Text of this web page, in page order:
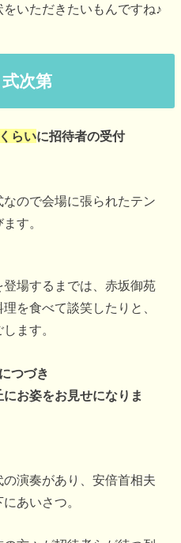
いただきたいもんですね♪
次第
らいに招待者の受付
ので会場に張られたテン
す。
場するまでは、赤坂御苑
を食べて談笑したりと、
ます。
つづき
お姿をお見せになりま
演奏があり、安倍首相夫
あいさつ。